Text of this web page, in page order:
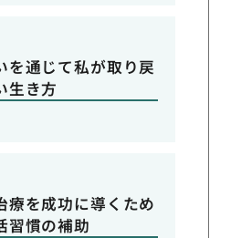
を通じて私が取り戻
生き方
療を成功に導くため
習慣の補助